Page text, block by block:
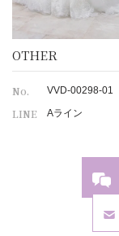
OTHER
No. VVD-00298-01
LINE Aライン